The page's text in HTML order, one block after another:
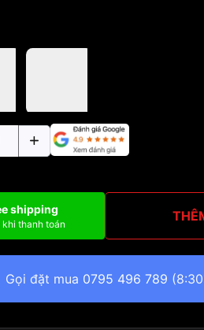
shipping
thanh toán
Gọi đặt mua 0795 496 789